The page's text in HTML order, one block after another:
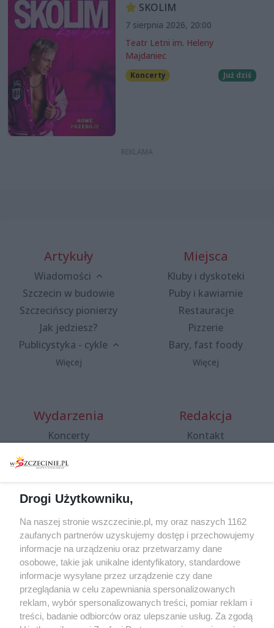
SKOLIM
7 sierpnia 2026, 20:00
Teatr Letni im. Heleny
Majdaniec
Koncerty Już dziś
Artykuły
Wiadomości
Szczecin w budowie
Szczecińscy pionierzy
Jak jedziesz?
Publicystyka - cykle
Więcej
Miejsca
Kluby i dyskoteki
Puby i kawiarnie
Restauracje
Pizzerie
Bary, fast foody
Więcej
Wydarzenia
Koncerty
Spacery i oprowadzania
targi
Wernisaże
Więcej
Redakcja
Kontakt
Specjalny koncert z okazji
20. urodzin portalu
wSzczecinie.pl
Regulamin konkursów
śniadaniówka "Hej
Szczecin! Jest piątek!"
Drogi Użytkowniku,
Na naszej stronie wszczecinie.pl, my oraz naszych 1162
zaufanych partnerów uzyskujemy dostęp i przechowujemy
informacje na urządzeniu oraz przetwarzamy dane
osobowe, takie jak unikalne identyfikatory, standardowe
informacje wysyłane przez urządzenie czy dane
przeglądania w celu zapewniania spersonalizowanych
reklam, wybór spersonalizowanych treści, pomiar reklam i
treści, badanie odbiorców oraz ulepszanie usług. Za zgodą